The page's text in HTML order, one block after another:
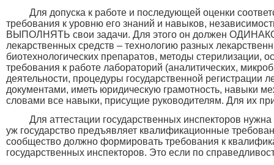
Для допуска к работе и последующей оценки
требования к уровню его знаний и навыков,
ВЫПОЛНЯТЬ свои задачи. Для этого он должен
лекарственных средств – технологию разных
биотехнологических препаратов, методы стерилизации,
требования к работе лабораторий (аналитических,
деятельности, процедуры государственной регистрации
документами, иметь юридическую грамотность, навыки
словами все навыки, присущие руководителям. Для их
Для аттестации государственных инспекторов
уж государство предъявляет квалификационные
сообщество должно формировать требования к
государственных инспекторов. Это если по